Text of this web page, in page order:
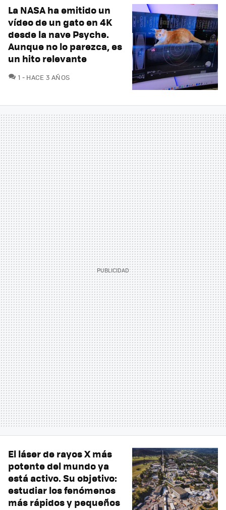
La NASA ha emitido un
vídeo de un gato en 4K
desde la nave Psyche.
Aunque no lo parezca, es
un hito relevante
1 COMENTARIOS
HACE 3 AÑOS
El láser de rayos X más
potente del mundo ya
está activo. Su objetivo:
estudiar los fenómenos
más rápidos y pequeños